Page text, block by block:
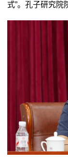
式”。孔子研究院